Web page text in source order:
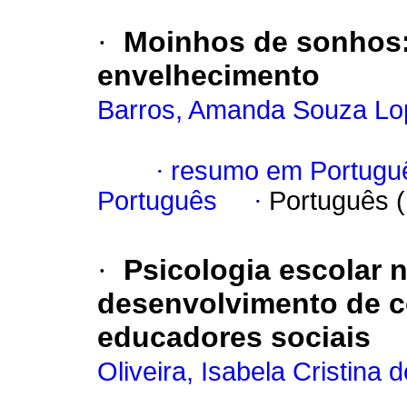
·
Moinhos de
envelhecimento
Barros, Amanda Souza
· resumo em
Português
· Português
·
Psicologia escolar
desenvolvimento de
educadores sociais
Oliveira, Isabela Cristina